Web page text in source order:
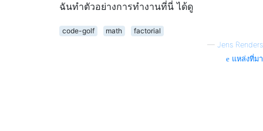
ฉันทำตัวอย่างการทำงานที่นี่ ได้ดู
code-golf math
factorial
— Jens Renders
แหล่งที่มา